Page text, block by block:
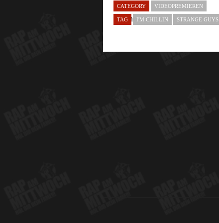
CATEGORY VIDEOPREMIEREN
TAG I'M CHILLIN STRANGE GUYS